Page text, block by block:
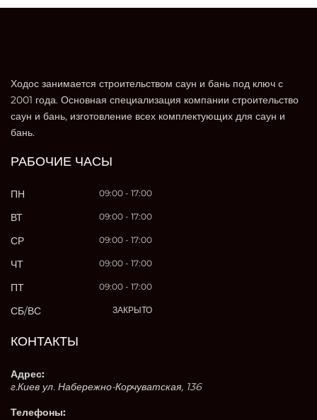
Ходос занимается строительством саун и бань под ключ с
2001 года. Основная специализация компании строительство
саун и бань, изготовление всех комплектующих для саун и
бань.
РАБОЧИЕ ЧАСЫ
ПН 09:00 - 17:00
ВТ 09:00 - 17:00
СР 09:00 - 17:00
ЧТ 09:00 - 17:00
ПТ 09:00 - 17:00
СБ/ВС ЗАКРЫТО
КОНТАКТЫ
Адрес:
г.Киев ул. Набережно-Корчуватская, 136
Телефоны: